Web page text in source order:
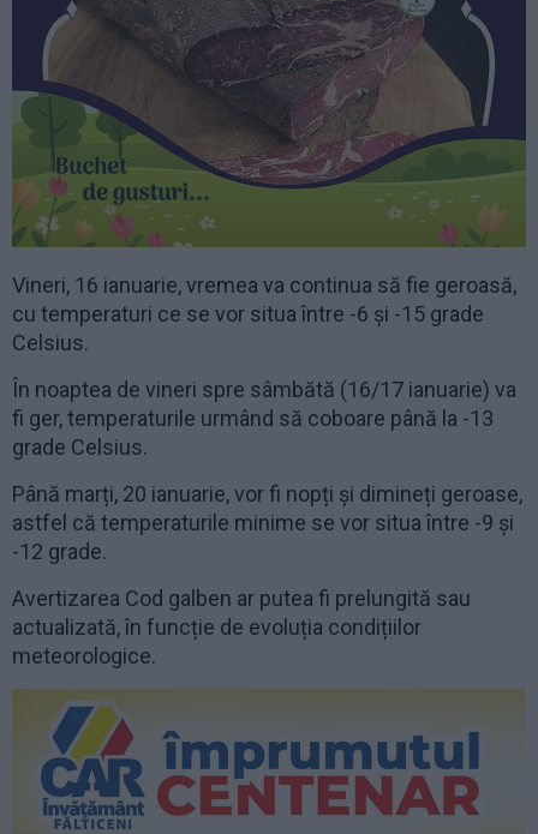
Vineri, 16 ianuarie, vremea va continua să fie geroasă,
cu temperaturi ce se vor situa între -6 și -15 grade
Celsius.
În noaptea de vineri spre sâmbătă (16/17 ianuarie) va
fi ger, temperaturile urmând să coboare până la -13
grade Celsius.
Până marți, 20 ianuarie, vor fi nopți și dimineți geroase,
astfel că temperaturile minime se vor situa între -9 și
-12 grade.
Avertizarea Cod galben ar putea fi prelungită sau
actualizată, în funcție de evoluția condițiilor
meteorologice.